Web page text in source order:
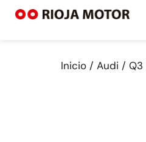
Inicio / Audi / Q3